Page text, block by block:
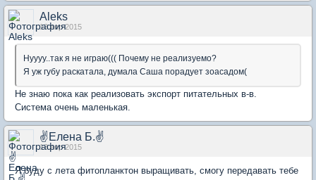
Aleks
13 апр 2015
Нуууу..так я не играю((( Почему не реализуемо?
Я уж губу раскатала, думала Саша порадует зоасадом(
Не знаю пока как реализовать экспорт питательных в-в.
Система очень маленькая.
✌Елена Б.✌
13 апр 2015
Я буду с лета фитопланктон выращивать, смогу передавать тебе